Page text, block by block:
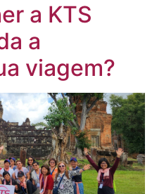
a KTS
a
viagem?